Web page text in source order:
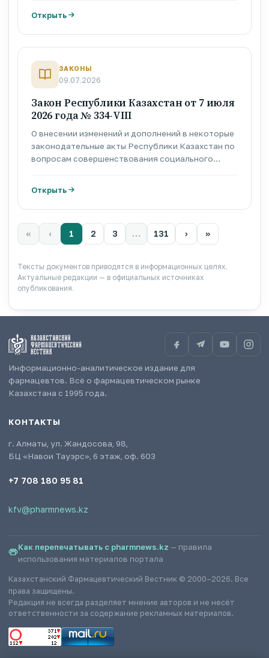
надзора
Открыть
ЗАКОНЫ
09.07.2026
Закон Республики Казахстан от 7 июля
2026 года № 334-VIII
О внесении изменений и дополнений в некоторые
законодательные акты Республики Казахстан по
вопросам совершенствования социального
Открыть
« ‹ 1 2 3 … 131 › »
Тексты документов приводятся в информационных целях.
Актуальные редакции — в официальных источниках
опубликования.
Информационно-аналитическое издание для
фармацевтов. Всё о фармацевтическом рынке
Казахстана с 1995 года.
КОНТАКТЫ
г. Алматы, ул. Жандосова, 98,
БЦ «Навои Тауэрс», 6 этаж, оф. 603
+7 708 180 95 81
kfv@pharmnews.kz
Как перепечатывать с pharmnews.kz — правила
использования материалов портала
Казахстанский Фармацевтический Вестник © 2000–2026. Все
права защищены.
Редакция не всегда разделяет мнение авторов и не несёт
ответственности за содержание рекламных материалов.